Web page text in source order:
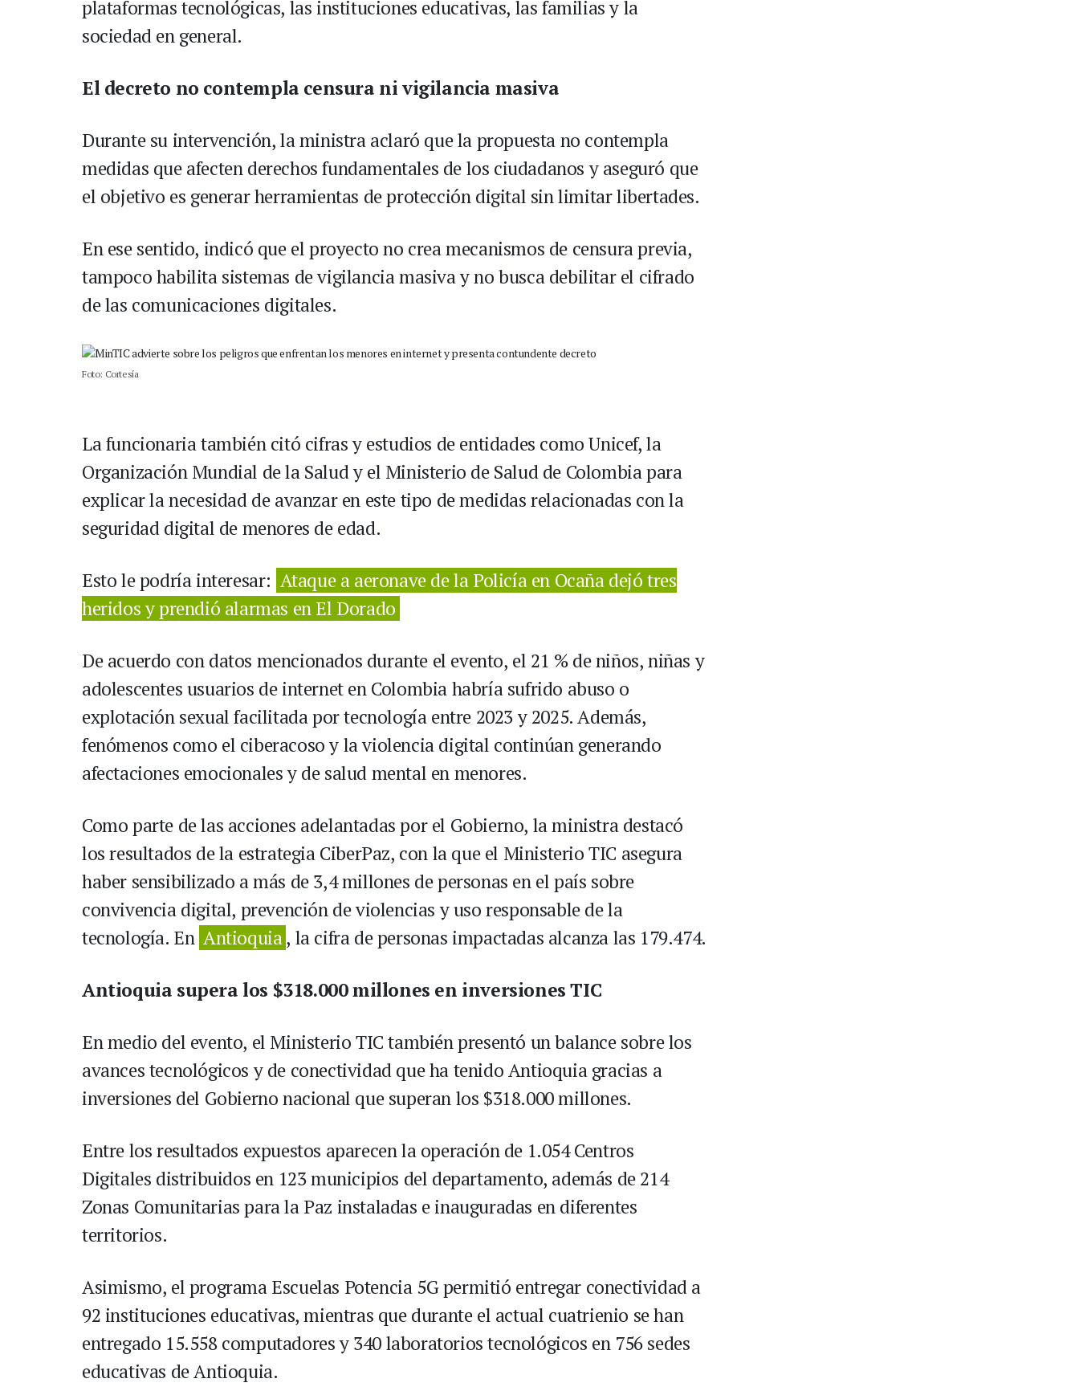
plataformas tecnológicas, las instituciones educativas, las familias y la
sociedad en general.
El decreto no contempla censura ni vigilancia masiva
Durante su intervención, la ministra aclaró que la propuesta no contempla
medidas que afecten derechos fundamentales de los ciudadanos y aseguró que
el objetivo es generar herramientas de protección digital sin limitar libertades.
En ese sentido, indicó que el proyecto no crea mecanismos de censura previa,
tampoco habilita sistemas de vigilancia masiva y no busca debilitar el cifrado
de las comunicaciones digitales.
Foto: Cortesía
La funcionaria también citó cifras y estudios de entidades como Unicef, la
Organización Mundial de la Salud y el Ministerio de Salud de Colombia para
explicar la necesidad de avanzar en este tipo de medidas relacionadas con la
seguridad digital de menores de edad.
Esto le podría interesar: Ataque a aeronave de la Policía en Ocaña dejó tres
heridos y prendió alarmas en El Dorado
De acuerdo con datos mencionados durante el evento, el 21 % de niños, niñas y
adolescentes usuarios de internet en Colombia habría sufrido abuso o
explotación sexual facilitada por tecnología entre 2023 y 2025. Además,
fenómenos como el ciberacoso y la violencia digital continúan generando
afectaciones emocionales y de salud mental en menores.
Como parte de las acciones adelantadas por el Gobierno, la ministra destacó
los resultados de la estrategia CiberPaz, con la que el Ministerio TIC asegura
haber sensibilizado a más de 3,4 millones de personas en el país sobre
convivencia digital, prevención de violencias y uso responsable de la
tecnología. En Antioquia, la cifra de personas impactadas alcanza las 179.474.
Antioquia supera los $318.000 millones en inversiones TIC
En medio del evento, el Ministerio TIC también presentó un balance sobre los
avances tecnológicos y de conectividad que ha tenido Antioquia gracias a
inversiones del Gobierno nacional que superan los $318.000 millones.
Entre los resultados expuestos aparecen la operación de 1.054 Centros
Digitales distribuidos en 123 municipios del departamento, además de 214
Zonas Comunitarias para la Paz instaladas e inauguradas en diferentes
territorios.
Asimismo, el programa Escuelas Potencia 5G permitió entregar conectividad a
92 instituciones educativas, mientras que durante el actual cuatrienio se han
entregado 15.558 computadores y 340 laboratorios tecnológicos en 756 sedes
educativas de Antioquia.